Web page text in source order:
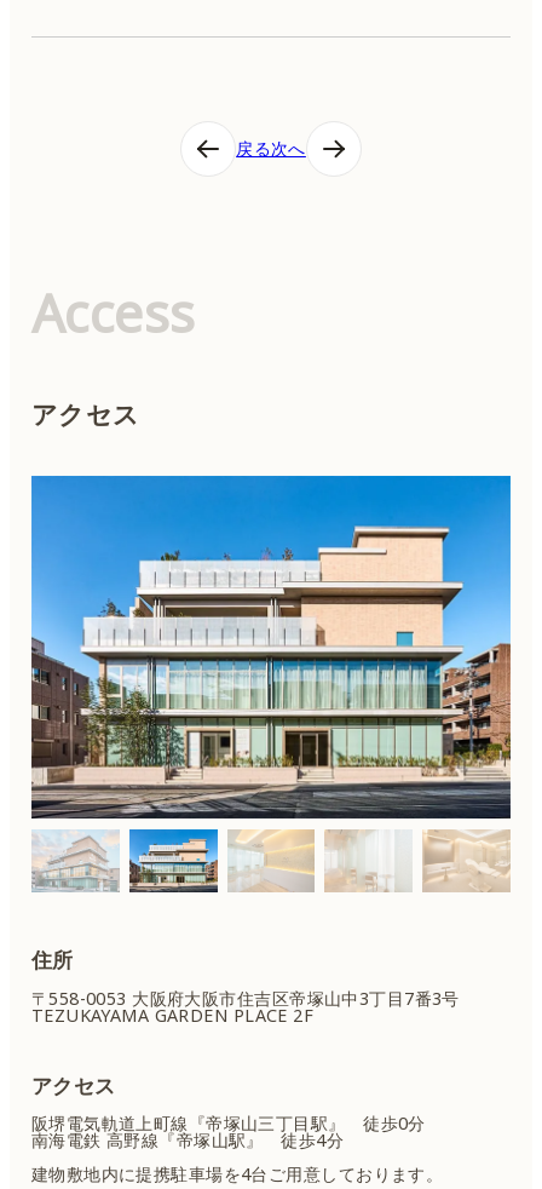
ン
戻る次へ
Access
アクセス
住所
〒558-0053 大阪府大阪市住吉区帝塚山中3丁目7番3号
TEZUKAYAMA GARDEN PLACE 2F
アクセス
阪堺電気軌道上町線『帝塚山三丁目駅』 徒歩0分
南海電鉄 高野線『帝塚山駅』 徒歩4分
建物敷地内に提携駐車場を4台ご用意しております。